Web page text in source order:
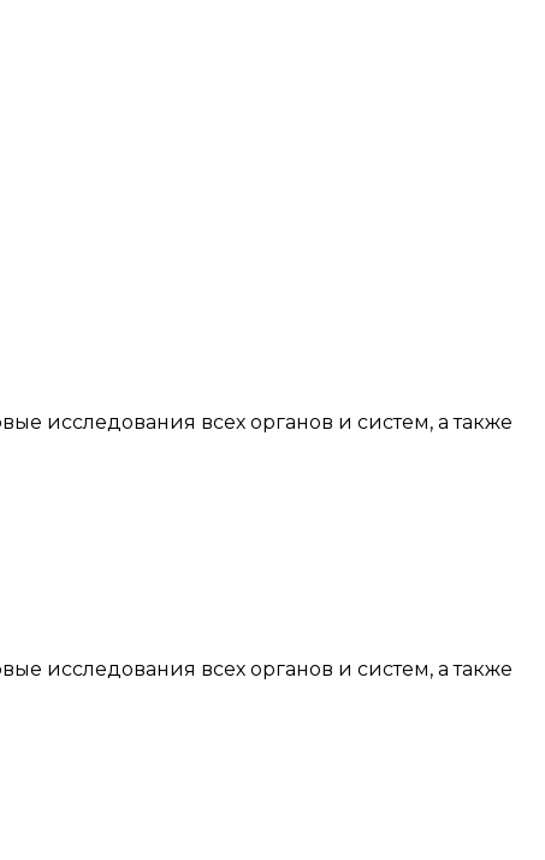
исследования всех органов и систем, а также
исследования всех органов и систем, а также